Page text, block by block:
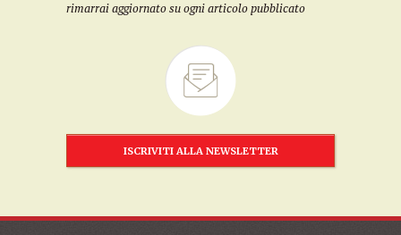
rimarrai aggiornato su ogni articolo pubblicato
ISCRIVITI ALLA NEWSLETTER